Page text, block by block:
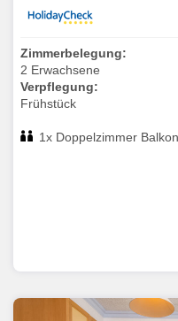
Zimmerbelegung:
2 Erwachsene
Verpflegung:
Frühstück
1x Doppelzimmer Balkon